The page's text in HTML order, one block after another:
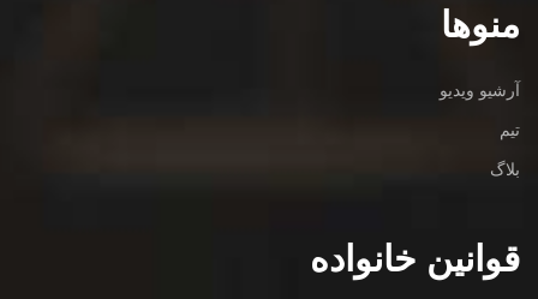
منوها
آرشیو ویدیو
تیم
بلاگ
قوانین خانواده